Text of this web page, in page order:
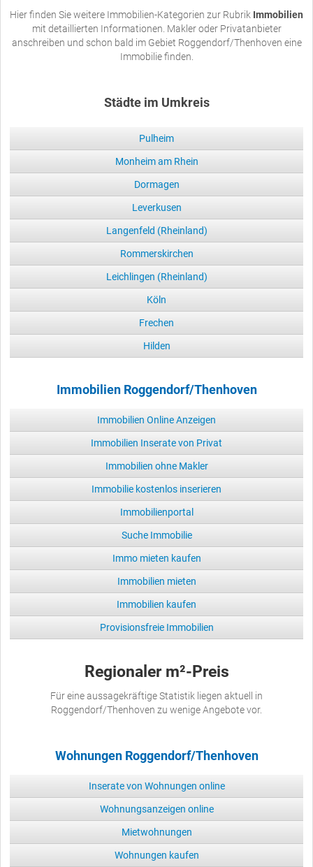
Hier finden Sie weitere Immobilien-Kategorien zur Rubrik Immobilien
mit detaillierten Informationen. Makler oder Privatanbieter
anschreiben und schon bald im Gebiet Roggendorf/Thenhoven eine
Immobilie finden.
Städte im Umkreis
Pulheim
Monheim am Rhein
Dormagen
Leverkusen
Langenfeld (Rheinland)
Rommerskirchen
Leichlingen (Rheinland)
Köln
Frechen
Hilden
Immobilien Roggendorf/Thenhoven
Immobilien Online Anzeigen
Immobilien Inserate von Privat
Immobilien ohne Makler
Immobilie kostenlos inserieren
Immobilienportal
Suche Immobilie
Immo mieten kaufen
Immobilien mieten
Immobilien kaufen
Provisionsfreie Immobilien
Regionaler m²-Preis
Für eine aussagekräftige Statistik liegen aktuell in
Roggendorf/Thenhoven zu wenige Angebote vor.
Wohnungen Roggendorf/Thenhoven
Inserate von Wohnungen online
Wohnungsanzeigen online
Mietwohnungen
Wohnungen kaufen